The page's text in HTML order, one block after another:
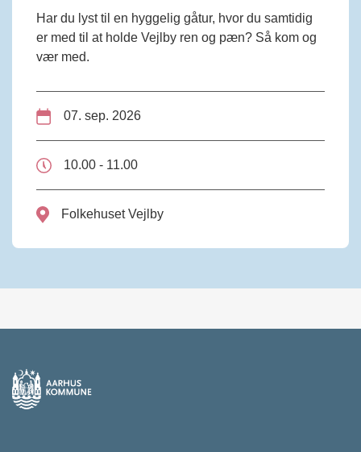
Har du lyst til en hyggelig gåtur, hvor du samtidig
er med til at holde Vejlby ren og pæn? Så kom og
vær med.
07. sep. 2026
10.00 - 11.00
Folkehuset Vejlby